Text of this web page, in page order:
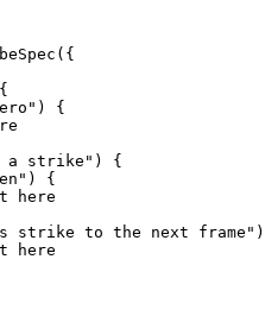
) {
a strike" ) {
) {
here
strike to the next frame"
here